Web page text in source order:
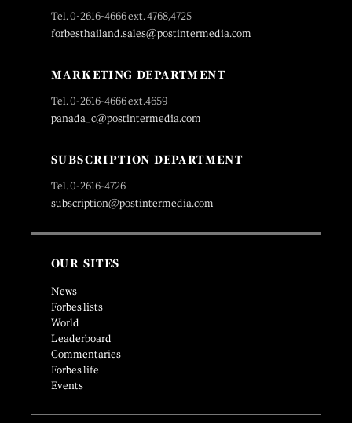
Tel. 0-2616-4666 ext. 4768,4725
forbesthailand.sales@postintermedia.com
MARKETING DEPARTMENT
Tel. 0-2616-4666 ext.4659
panada_c@postintermedia.com
SUBSCRIPTION DEPARTMENT
Tel. 0-2616-4726
subscription@postintermedia.com
OUR SITES
News
Forbes lists
World
Leaderboard
Commentaries
Forbes life
Events